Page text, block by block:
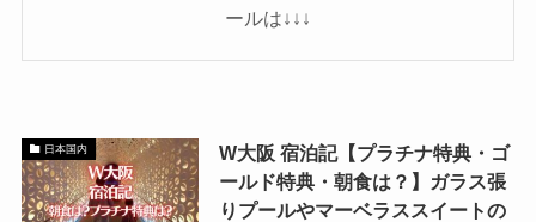
ールは↓↓↓
日本国内
W大阪 宿泊記【プラチナ特典・ゴ
ールド特典・朝食は？】ガラス張
りプールやマーベラススイートの